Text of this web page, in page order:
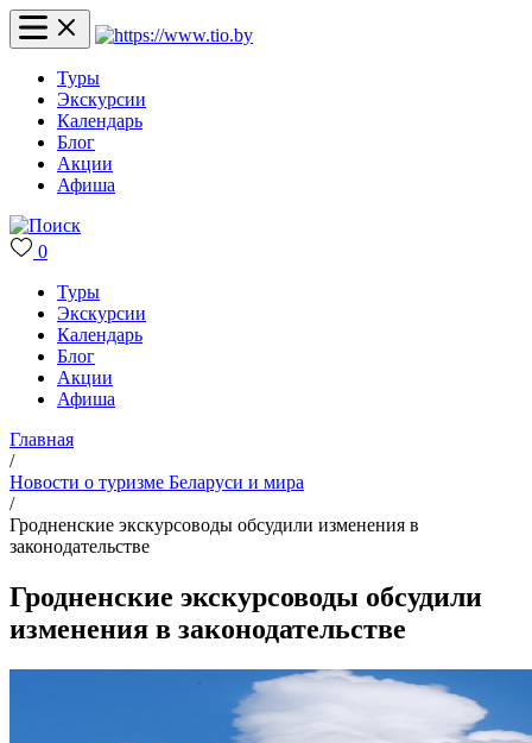
Туры
Экскурсии
Календарь
Блог
Акции
Афиша
0
Туры
Экскурсии
Календарь
Блог
Акции
Афиша
Главная
/
Новости о туризме Беларуси и мира
/
Гродненские экскурсоводы обсудили изменения в
законодательстве
Гродненские экскурсоводы обсудили
изменения в законодательстве